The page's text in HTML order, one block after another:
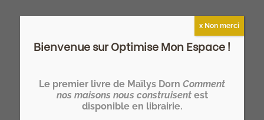
d’intérieur spécialiste de l’optimisation
de l’espace de l’habitat !
Bienvenue sur Optimise Mon Espace !
Le premier livre de Maïlys Dorn Comment
nos maisons nous construisent est
disponible en librairie.
x Non merci